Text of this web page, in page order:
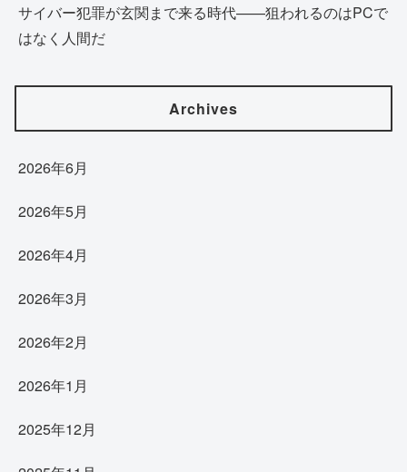
サイバー犯罪が玄関まで来る時代——狙われるのはPCで
はなく人間だ
Archives
2026年6月
2026年5月
2026年4月
2026年3月
2026年2月
2026年1月
2025年12月